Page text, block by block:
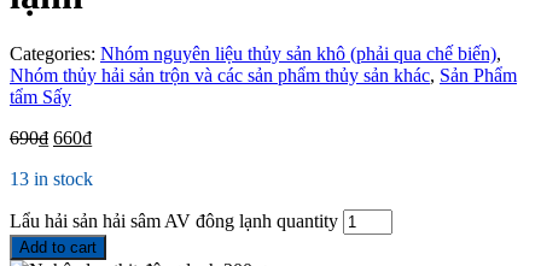
Categories: Nhóm nguyên liệu thủy sản khô (phải qua chế biến),
Nhóm thủy hải sản trộn và các sản phẩm thủy sản khác, Sản Phẩm
tẩm Sấy
690₫ 660₫
13 in stock
Lẩu hải sản hải sâm AV đông lạnh quantity
Add to cart